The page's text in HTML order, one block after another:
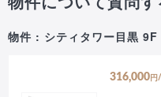
物件 : シティタワー目黒 9F
316,000 円